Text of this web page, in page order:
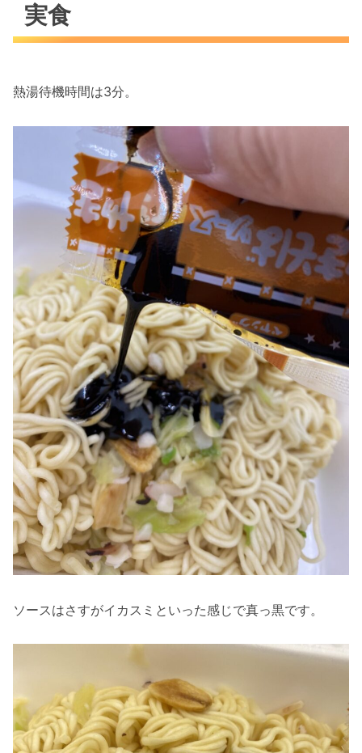
実食
熱湯待機時間は3分。
ソースはさすがイカスミといった感じで真っ黒です。